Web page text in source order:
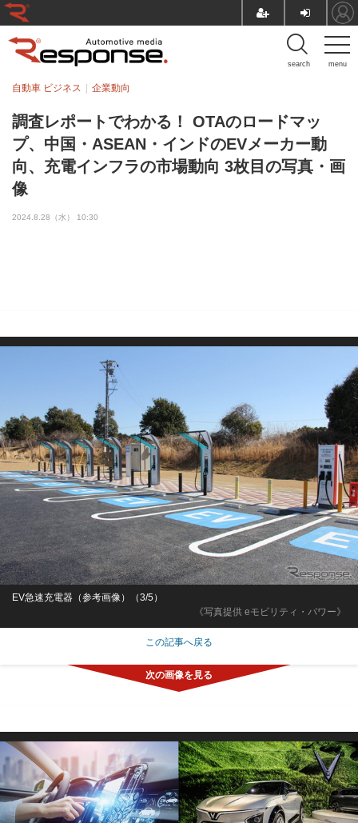
menu
search
調査レポートでわかる！ OTAのロードマッ
プ、中国・ASEAN・インドのEVメーカー動
向、充電インフラの市場動向 3枚目の写真・画
像
自動車 ビジネス 企業動向
2024.8.28（水） 10:30
《写真提供 eモビリティ・パワー》
EV急速充電器（参考画像）（3/5）
この記事へ戻る